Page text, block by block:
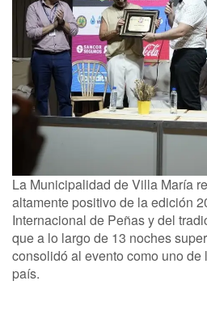
La Municipalidad de Villa María
altamente positivo de la edición
Internacional de Peñas y del
que a lo largo de 13 noches
consolidó al evento como uno
país.